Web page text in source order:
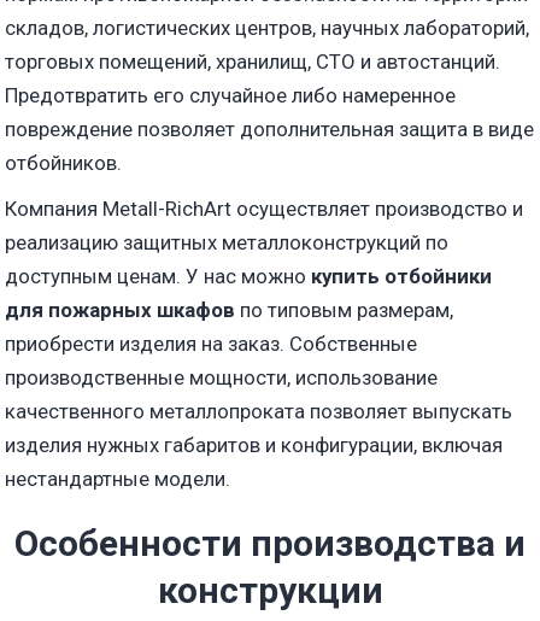
складов, логистических центров, научных лабораторий,
торговых помещений, хранилищ, СТО и автостанций.
Предотвратить его случайное либо намеренное
повреждение позволяет дополнительная защита в виде
отбойников.
Компания Metall-RichArt осуществляет производство и
реализацию защитных металлоконструкций по
доступным ценам. У нас можно купить отбойники
для пожарных шкафов по типовым размерам,
приобрести изделия на заказ. Собственные
производственные мощности, использование
качественного металлопроката позволяет выпускать
изделия нужных габаритов и конфигурации, включая
нестандартные модели.
Особенности производства и
конструкции